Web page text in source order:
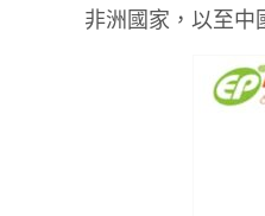
非洲國家，以至中